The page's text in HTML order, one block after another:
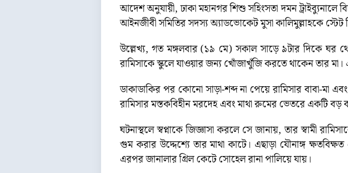
আদেশ অনুযায়ী, ঢাকা মহানগর শিশু সহিংসতা দমন ট্রাইব্যুনালে
আইনজীবী সমিতির সদস্য অ্যাডভোকেট মুসা কালিমুল্লাহকে
উল্লেখ্য, গত মঙ্গলবার (১৯ মে) সকাল সাড়ে ৯টার দিকে ঘর
রামিসাকে স্কুলে যাওয়ার জন্য খোঁজাখুঁজি করতে থাকেন তার
ডাকাডাকির পর কোনো সাড়া-শব্দ না পেয়ে রামিসার বাবা-
রামিসার মস্তকবিহীন মরদেহ এবং মাথা রুমের ভেতরে একটি বড়
ঘটনাস্থলে স্বপ্নাকে জিজ্ঞাসা করলে সে জানায়, তার স্বামী
গুম করার উদ্দেশ্যে তার মাথা কাটে। এছাড়া যৌনাঙ্গ
এরপর জানালার গ্রিল কেটে সোহেল রানা পালিয়ে যায়।